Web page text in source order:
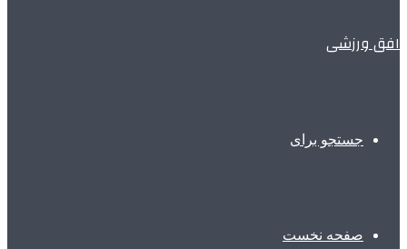
افق ورزشی
جستجو برای
صفحه نخست